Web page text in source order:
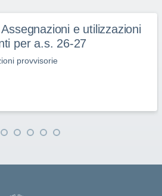
e utilizzazioni
per a.s. 26-27
provvisorie